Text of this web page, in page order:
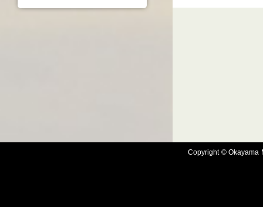
Copyright © Okayama